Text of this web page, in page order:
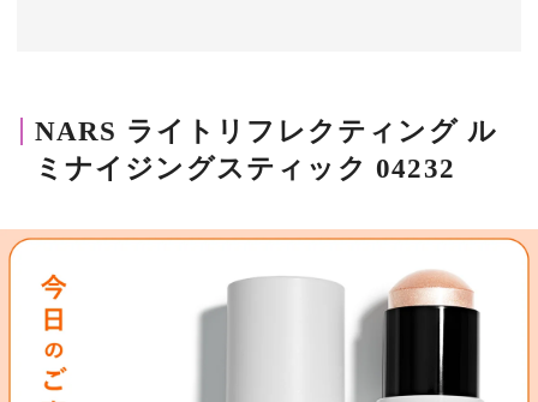
ログイン・新規会員登録
NARS ライトリフレクティング ル
ミナイジングスティック 04232